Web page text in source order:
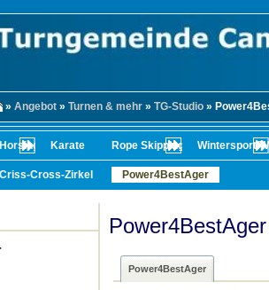
» Angebot » Turnen & mehr » TG-Studio »
Karate Rope Skipping Wintersport/
Criss-Cross-Zirkel Power4BestAger
Power4BestAger
Power4BestAger